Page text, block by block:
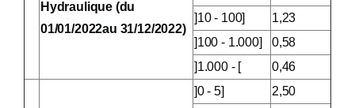
Hydraulique (du
01/01/2022au 31/12/2022)
]10 - 100]
1,23
]100 - 1.000]
0,58
]1.000 - [
0,46
]0 - 5]
2,50